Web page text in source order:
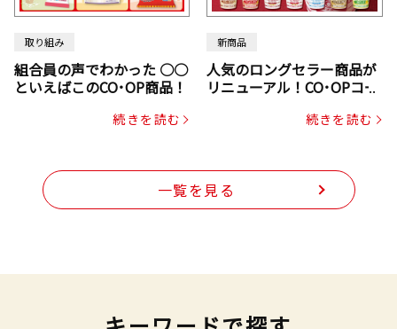
取り組み
組合員の声でわかった ○○
といえばこのCO･OP商品！
続きを読む
新商品
人気のロングセラー商品が
リニューアル！CO･OPコー
続きを読む
一覧を見る